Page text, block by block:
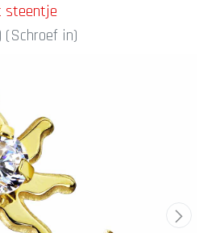
steentje
(Schroef in)